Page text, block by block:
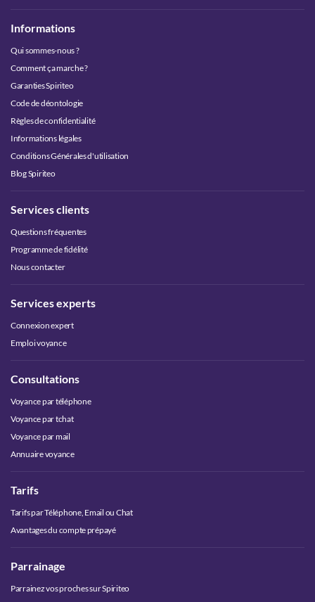
Informations
Qui sommes-nous ?
Comment ça marche ?
Garanties Spiriteo
Code de déontologie
Règles de confidentialité
Informations légales
Conditions Générales d'utilisation
Blog Spiriteo
Services clients
Questions fréquentes
Programme de fidélité
Nous contacter
Services experts
Connexion expert
Emploi voyance
Consultations
Voyance par téléphone
Voyance par tchat
Voyance par mail
Annuaire voyance
Tarifs
Tarifs par Téléphone, Email ou Chat
Avantages du compte prépayé
Parrainage
Parrainez vos proches sur Spiriteo